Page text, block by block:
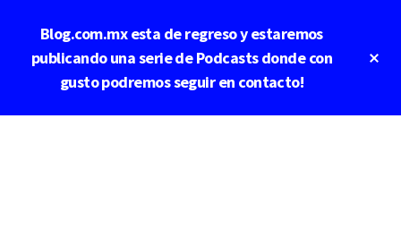
contenido
principal
Blog.com.mx esta de regreso y estaremos
publicando una serie de Podcasts donde con
gusto podremos seguir en contacto!